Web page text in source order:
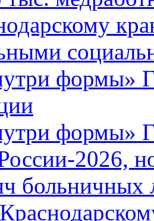
формы»
формы»
2026,
больничных